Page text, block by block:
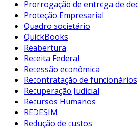
Prorrogação de entrega de
Proteção Empresarial
Quadro societário
QuickBooks
Reabertura
Receita Federal
Recessão econômica
Recontratação de funcionários
Recuperação Judicial
Recursos Humanos
REDESIM
Redução de custos